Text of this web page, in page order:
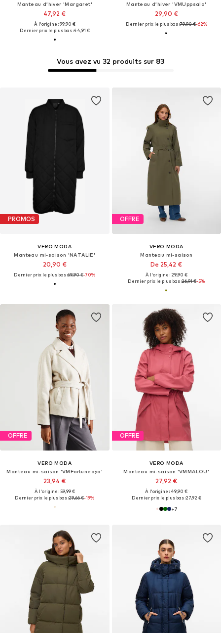
Manteau d’hiver 'Margaret'
47,92 €
À l'origine : 99,90 €
Dernier prix le plus bas :44,91 €
Manteau d’hiver 'VMUppsala'
29,90 €
Dernier prix le plus bas :79,90 €-62%
PROMOS
VERO MODA
Manteau mi-saison 'NATALIE'
20,90 €
Dernier prix le plus bas :69,90 €-70%
OFFRE
VERO MODA
Manteau mi-saison
De 25,42 €
À l'origine : 29,90 €
Dernier prix le plus bas :26,91 €-5%
Vous avez vu 32 produits sur 83
OFFRE
VERO MODA
Manteau mi-saison 'VMFortuneaya'
23,94 €
À l'origine : 59,99 €
Dernier prix le plus bas :29,66 €-19%
OFFRE
VERO MODA
Manteau mi-saison 'VMMALOU'
27,92 €
À l'origine : 49,90 €
Dernier prix le plus bas :27,92 €
+7